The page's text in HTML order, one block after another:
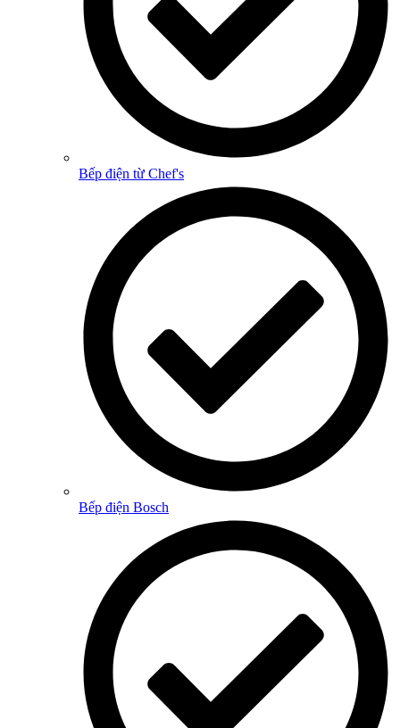
Bếp điện từ Chef's
Bếp điện Bosch